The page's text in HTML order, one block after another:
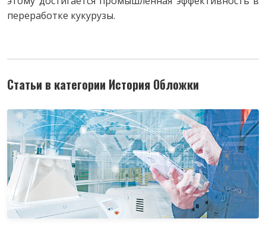
переработке кукурузы.
Статьи в категории История Обложки